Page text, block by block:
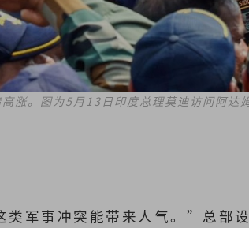
涨。图为5月13日印度总理莫迪访问阿达
类军事冲突能带来人气。”总部